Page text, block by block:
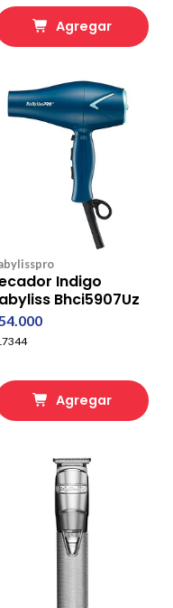
Agregar
Indigo
Bhci5907Uz
Agregar